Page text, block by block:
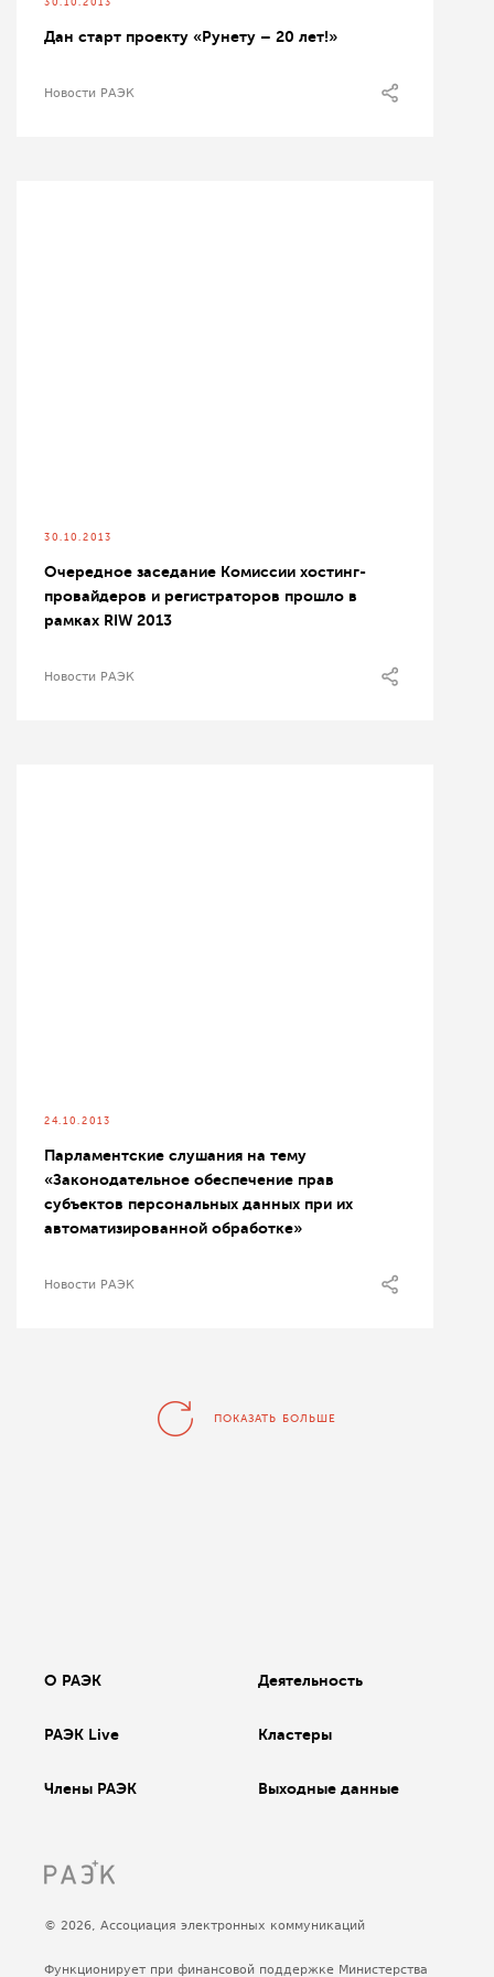
30.10.2013
Дан старт проекту «Рунету – 20 лет!»
Новости РАЭК
30.10.2013
Очередное заседание Комиссии хостинг-
провайдеров и регистраторов прошло в
рамках RIW 2013
Новости РАЭК
24.10.2013
Парламентские слушания на тему
«Законодательное обеспечение прав
субъектов персональных данных при их
автоматизированной обработке»
Новости РАЭК
ПОКАЗАТЬ БОЛЬШЕ
О РАЭК Деятельность
РАЭК Live Кластеры
Члены РАЭК Выходные данные
© 2026, Ассоциация электронных коммуникаций
Функционирует при финансовой поддержке Министерства